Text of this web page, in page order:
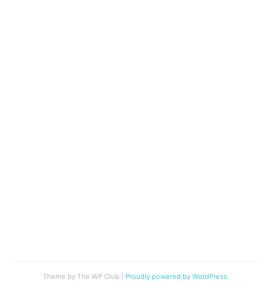
Theme by The WP Club Proudly powered by WordPress